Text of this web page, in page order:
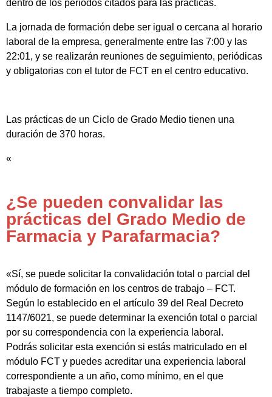
dentro de los periodos citados para las prácticas.
La jornada de formación debe ser igual o cercana al horario
laboral de la empresa, generalmente entre las 7:00 y las
22:01, y se realizarán reuniones de seguimiento, periódicas
y obligatorias con el tutor de FCT en el centro educativo.
Las prácticas de un Ciclo de Grado Medio tienen una
duración de 370 horas.
«
¿Se pueden convalidar las
prácticas del Grado Medio de
Farmacia y Parafarmacia?
«Sí, se puede solicitar la convalidación total o parcial del
módulo de formación en los centros de trabajo – FCT.
Según lo establecido en el artículo 39 del Real Decreto
1147/6021, se puede determinar la exención total o parcial
por su correspondencia con la experiencia laboral.
Podrás solicitar esta exención si estás matriculado en el
módulo FCT y puedes acreditar una experiencia laboral
correspondiente a un año, como mínimo, en el que
trabajaste a tiempo completo.